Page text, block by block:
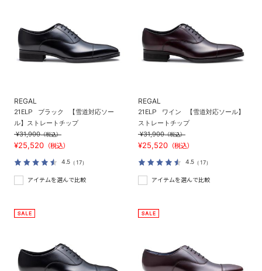
REGAL
21ELP ブラック
【雪道対応ソー
ル】ストレートチップ
¥31,900（税込）
¥25,520 （税込）
4.5 （17）
アイテムを選んで比較
REGAL
21ELP ワイン
【雪道対応ソール】
ストレートチップ
¥31,900（税込）
¥25,520 （税込）
4.5 （17）
アイテムを選んで比較